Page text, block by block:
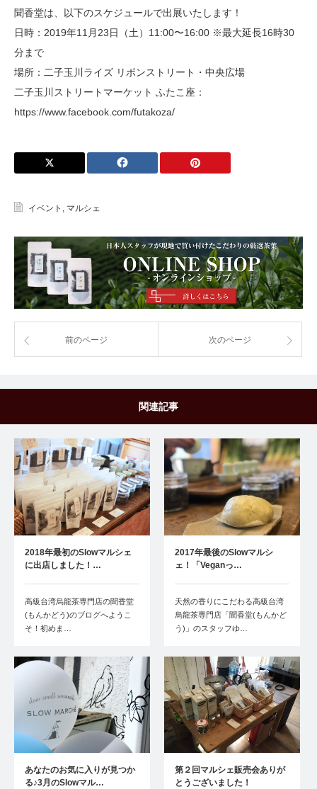
聞香堂は、以下のスケジュールで出展いたします！
日時：2019年11月23日（土）11:00〜16:00 ※最大延長16時30
分まで
場所：二子玉川ライズ リボンストリート・中央広場
二子玉川ストリートマーケット ふたこ座：
https://www.facebook.com/futakoza/
イベント , マルシェ
前のページ 次のページ
関連記事
2018年最初のSlowマルシェ
に出店しました！…
高級台湾烏龍茶専門店の聞香堂
(もんかどう)のブログへようこ
そ！初めま…
2017年最後のSlowマルシ
ェ！「Veganっ…
天然の香りにこだわる高級台湾
烏龍茶専門店「聞香堂(もんかど
う)」のスタッフゆ…
あなたのお気に入りが見つか
る♪3月のSlowマル…
第２回マルシェ販売会ありが
とうございました！